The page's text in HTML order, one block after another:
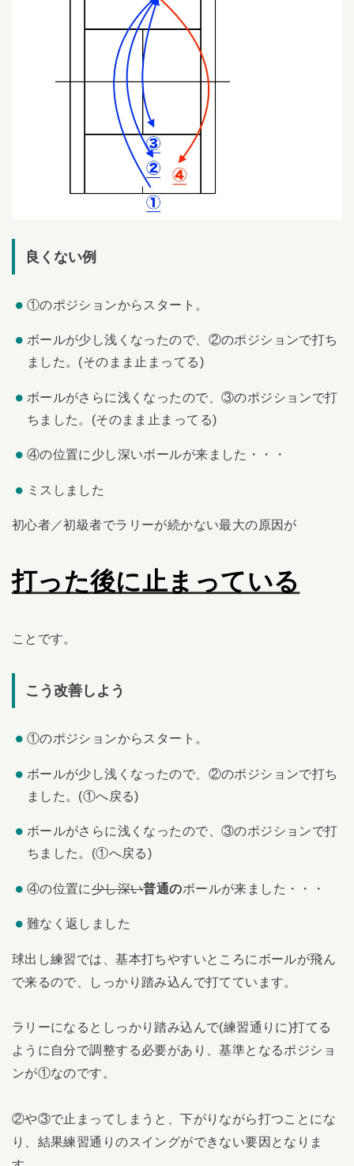
良くない例
①のポジションからスタート。
ボールが少し浅くなったので、②のポジションで打ち
ました。(そのまま止まってる)
ボールがさらに浅くなったので、③のポジションで打
ちました。(そのまま止まってる)
④の位置に少し深いボールが来ました・・・
ミスしました
初心者／初級者でラリーが続かない最大の原因が
打った後に止まっている
ことです。
こう改善しよう
①のポジションからスタート。
ボールが少し浅くなったので、②のポジションで打ち
ました。(①へ戻る)
ボールがさらに浅くなったので、③のポジションで打
ちました。(①へ戻る)
④の位置に少し深い普通のボールが来ました・・・
難なく返しました
球出し練習では、基本打ちやすいところにボールが飛ん
で来るので、しっかり踏み込んで打てています。
ラリーになるとしっかり踏み込んで(練習通りに)打てる
ように自分で調整する必要があり、基準となるポジショ
ンが①なのです。
②や③で止まってしまうと、下がりながら打つことにな
り、結果練習通りのスイングができない要因となりま